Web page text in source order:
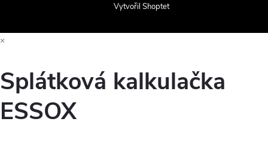
Vytvořil Shoptet
×
Splátková kalkulačka
ESSOX